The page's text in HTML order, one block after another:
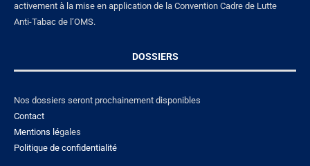
activement à la mise en application de la Convention Cadre de Lutte
Anti-Tabac de l’OMS.
DOSSIERS
Nos dossiers seront prochainement disponibles
Contact
Mentions légales
Politique de confidentialité